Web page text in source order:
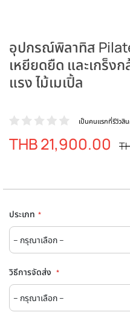
อุปกรณ์พิลาทิส
เหยียดยืด และเกร็ง
แรง ไม้เมเปิ้ล
เป็นคนแรกที่รีวิวสิ
ราคา
THB 21,900.00
รา
ประเภท
วิธีการจัดส่ง